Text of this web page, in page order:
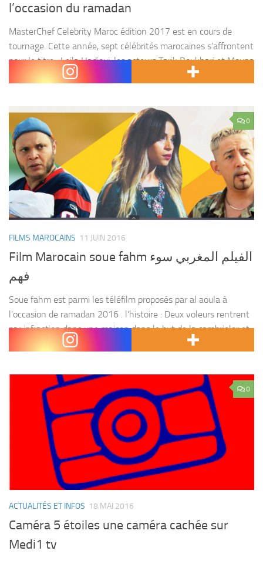
l’occasion du ramadan
MasterChef Celebrity Maroc édition 2017 est en cours de
tournage. Cette année, sept célébrités marocaines s’affrontent
pour le titre : Leila Hadioui, les acteurs Tarik Boukhari et Mouna
Fettou, les chanteurs Douzi et Said...
0
FILMS MAROCAINS 11 JUIN 2016
Film Marocain soue fahm الفيلم المغربي سوء
فهم
Soue fahm est parmi les téléfilm proposés par al aoula à
l’occasion de ramadan 2016 . l’histoire : Deux voleurs rentrent
par infraction dans une maison dans le but de la cambrioler et
0
ACTUALITÉS ET INFOS 18 MAI 2016
Caméra 5 étoiles une caméra cachée sur
Medi1 tv